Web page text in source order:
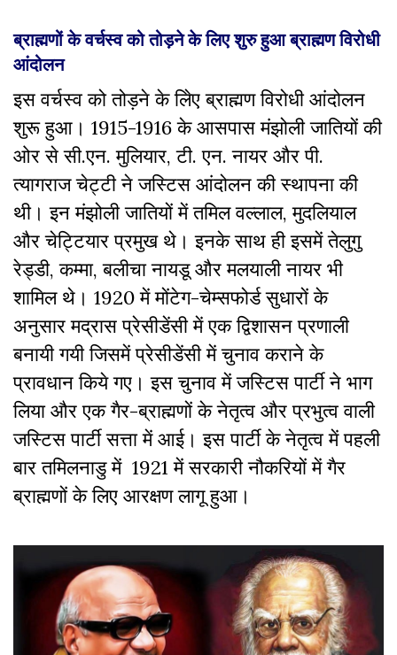
ब्राह्मणों के वर्चस्व को तोड़ने के लिए शुरु हुआ ब्राह्मण विरोधी
आंदोलन
इस वर्चस्व को तोड़ने के लिेए ब्राह्मण विरोधी आंदोलन
शुरू हुआ। 1915-1916 के आसपास मंझोली जातियों की
ओर से सी.एन. मुलियार, टी. एन. नायर और पी.
त्यागराज चेट्टी ने जस्टिस आंदोलन की स्थापना की
थी। इन मंझोली जातियों में तमिल वल्लाल, मुदलियाल
और चेट्टियार प्रमुख थे। इनके साथ ही इसमें तेलुगु
रेड्डी, कम्मा, बलीचा नायडू और मलयाली नायर भी
शामिल थे। 1920 में मोंटेग-चेम्सफोर्ड सुधारों के
अनुसार मद्रास प्रेसीडेंसी में एक द्विशासन प्रणाली
बनायी गयी जिसमें प्रेसीडेंसी में चुनाव कराने के
प्रावधान किये गए। इस चुनाव में जस्टिस पार्टी ने भाग
लिया और एक गैर-ब्राह्मणों के नेतृत्व और प्रभुत्व वाली
जस्टिस पार्टी सत्ता में आई। इस पार्टी के नेतृत्व में पहली
बार तमिलनाडु में 1921 में सरकारी नौकरियों में गैर
ब्राह्मणों के लिए आरक्षण लागू हुआ।